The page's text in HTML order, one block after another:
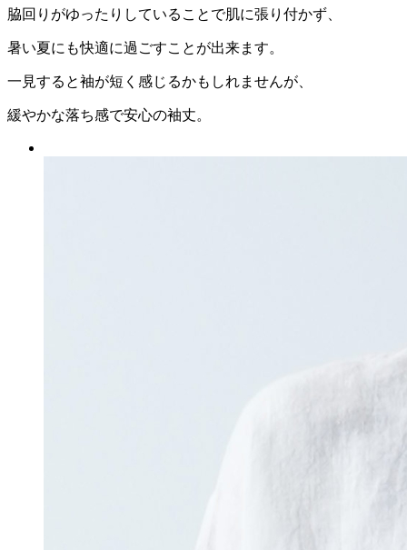
脇回りがゆったりしていることで肌に張り付かず、
暑い夏にも快適に過ごすことが出来ます。
一見すると袖が短く感じるかもしれませんが、
緩やかな落ち感で安心の袖丈。